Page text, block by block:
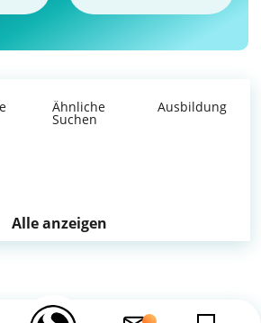
Ähnliche
Suchen
Ausbildung
Alle anzeigen